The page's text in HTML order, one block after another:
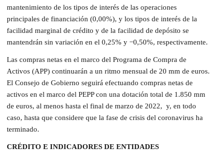
mantenimiento de los tipos de interés de las operaciones
principales de financiación (0,00%), y los tipos de interés de la
facilidad marginal de crédito y de la facilidad de depósito se
mantendrán sin variación en el 0,25% y −0,50%, respectivamente.
Las compras netas en el marco del Programa de Compra de
Activos (APP) continuarán a un ritmo mensual de 20 mm de euros.
El Consejo de Gobierno seguirá efectuando compras netas de
activos en el marco del PEPP con una dotación total de 1.850 mm
de euros, al menos hasta el final de marzo de 2022, y, en todo
caso, hasta que considere que la fase de crisis del coronavirus ha
terminado.
CRÉDITO E INDICADORES DE ENTIDADES